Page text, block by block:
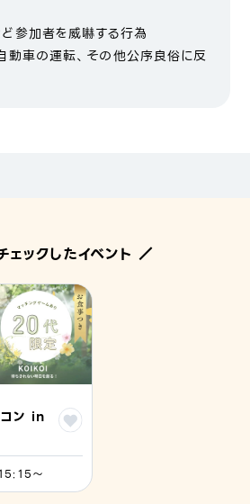
参加者を威嚇する行為
動車の運転、その他公序良俗に反
ックしたイベント ／
ン in
〜